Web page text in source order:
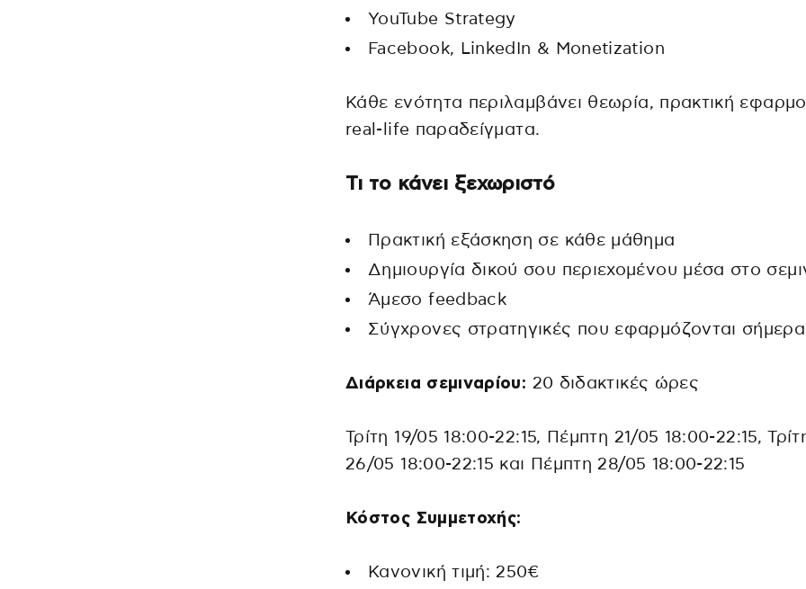
YouTube Strategy
Facebook, LinkedIn & Monetization
Κάθε ενότητα περιλαμβάνει θεωρία, πρακτική
real-life παραδείγματα.
Τι το κάνει ξεχωριστό
Πρακτική εξάσκηση σε κάθε μάθημα
Δημιουργία δικού σου περιεχομένου μέσα στο
Άμεσο feedback
Σύγχρονες στρατηγικές που εφαρμόζονται σήμερα
Διάρκεια σεμιναρίου: 20 διδακτικές ώρες
Τρίτη 19/05 18:00-22:15, Πέμπτη 21/05 18:00-22:15,
26/05 18:00-22:15 και Πέμπτη 28/05 18:00-22:15
Κόστος Συμμετοχής:
Κανονική τιμή: 250€